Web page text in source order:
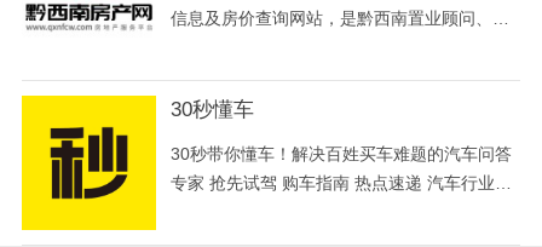
信息及房价查询网站，是黔西南置业顾问、房
产信息服务平台，关注服务号随时与客户取得
联系，服务电话：0859-3666800。
30秒懂车
30秒带你懂车！解决百姓买车难题的汽车问答
专家 抢先试驾 购车指南 热点速递 汽车行业百